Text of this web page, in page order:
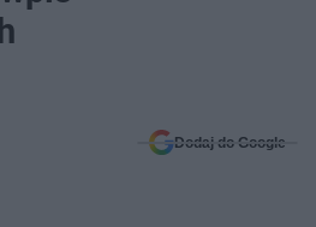
Dodaj do Google